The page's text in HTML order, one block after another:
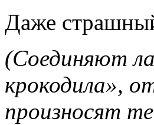
Даже
(Соединяют
крокодила»,
произносят